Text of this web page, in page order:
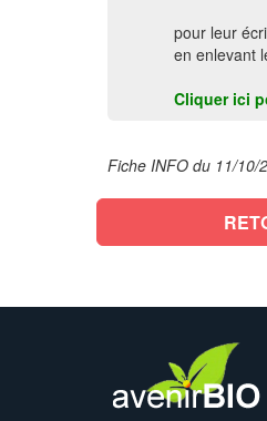
pour leur
en enlevant
Cliquer ici
Fiche INFO du 11/10/